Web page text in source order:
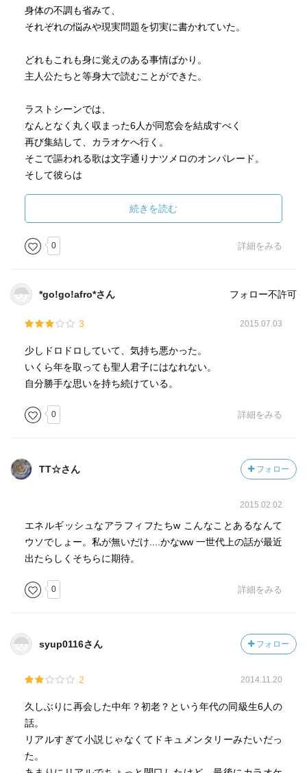
身体の不調も省みて、
それぞれの悩みや現実問題を切実に書かれていた。
どれもこれも身に覚えのある事情ばかり。
主人公たちと等身大で読むことができた。
ラストシーンでは、
なんとなく丸く収まった6人が同窓会を結成すべく
再び集結して、カラオケへ行く。
そこで謳われる歌は文字通りナツメロのオンパレード。
そして彼らは
同じ時代を過ごした仲間たちと再び一緒に過ごす時間は
なんと貴重なことなのだろう。
５０代から同窓会がやたら多くなるのもわかるような気が
今会わなければもう会えないかもしれない。
そんな切羽詰まった気持ちにさえ、なってくるのだ。
ドキドキした淡い初恋の思い出も
私の場合はほとんどないのだが、
今度同窓会があれば、必ず参加したいと思った。
続きを読む
0 詳細をみる
*go!go!afro*さん フォロー不許可
3 2015.07.03
少しドロドロしていて、気持ち悪かった。
いくら年を取っても聖人君子にはなれない。
自分勝手な思いを持ち続けている。
0 詳細をみる
TT☆さん フォロー
2015.02.02
エネルギッシュなアラフィフたちw こんなことあるなんて
ウソでしょー。私が無いだけ....かなww 一世代上の話が最近
出たらしくそちらに期待。
0 詳細をみる
syup0116さん フォロー
2 2014.11.20
久しぶりに再会した中年？初老？という年代の同級生6人の
話。
リアルすぎて小説じゃなくてドキュメンタリーみたいだっ
た。